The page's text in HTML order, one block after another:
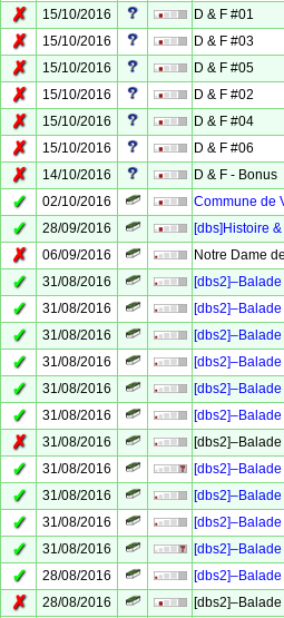
✗ 15/10/2016
D & F #01
✗ 15/10/2016
D & F #03
✗ 15/10/2016
D & F #05
✗ 15/10/2016
D & F #02
✗ 15/10/2016
D & F #04
✗ 15/10/2016
D & F #06
✗ 14/10/2016
D & F - Bonus
✓ 02/10/2016
Commune de
✓ 28/09/2016
[dbs]Histoire
✗ 06/09/2016
Notre Dame
✓ 31/08/2016
✓ 31/08/2016
✓ 31/08/2016
✓ 31/08/2016
✓ 31/08/2016
✓ 31/08/2016
✗ 31/08/2016
✓ 31/08/2016
✓ 31/08/2016
✓ 31/08/2016
✓ 31/08/2016
✓ 28/08/2016
✗ 28/08/2016